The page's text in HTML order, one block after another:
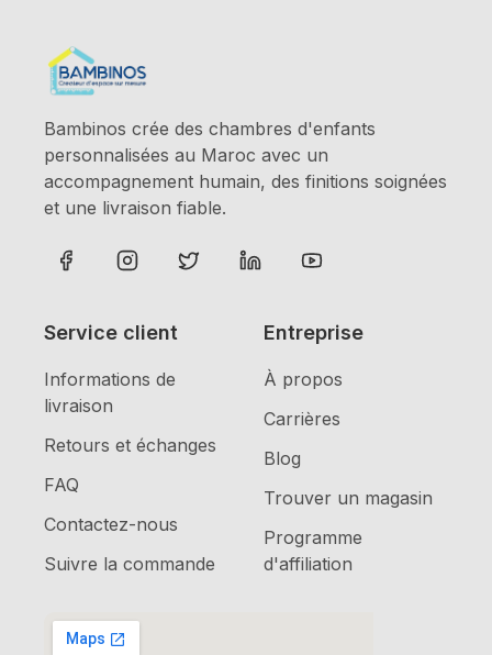
Bambinos crée des chambres d'enfants
personnalisées au Maroc avec un
accompagnement humain, des finitions soignées
et une livraison fiable.
Service client
Informations de
livraison
Retours et échanges
FAQ
Contactez-nous
Suivre la commande
Entreprise
À propos
Carrières
Blog
Trouver un magasin
Programme
d'affiliation